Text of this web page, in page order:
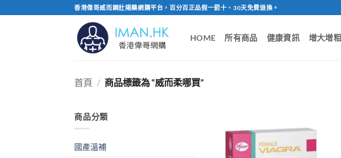
to
香港偉哥威而鋼壯陽藥網購平台，百分百正品假一罰十、30天免費退換。
HOME 所有商品 健康資訊 增大增粗
首頁 / 商品標籤為 “威而柔哪買”
商品分類
國產溫補